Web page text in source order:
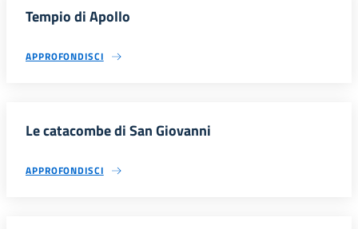
Tempio di Apollo
APPROFONDISCI
Le catacombe di San Giovanni
APPROFONDISCI